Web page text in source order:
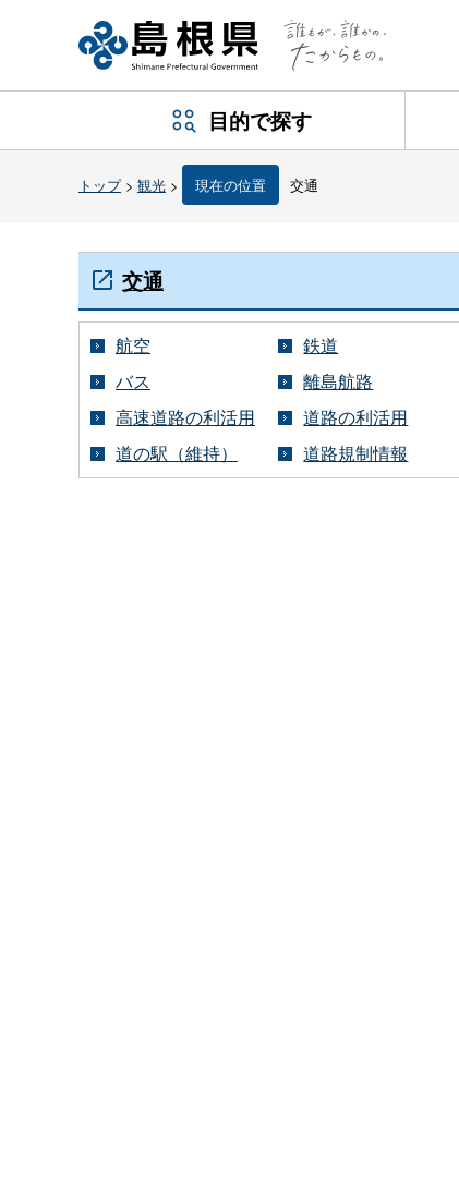
目的で探す
トップ> 観光 > 現在の位置 交通
交通
航空
鉄道
バス
離島航路
高速道路の利活用
道路の利活用
道の駅（維持）
道路規制情報